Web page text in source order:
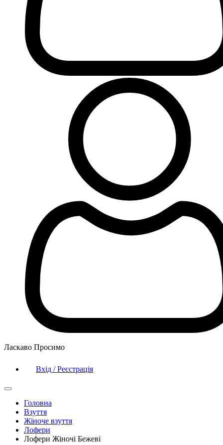
Ласкаво Просимо
Вхід / Реєстрація
Головна
Взуття
Жіноче взуття
Лофери
Лофери Жіночі Бежеві